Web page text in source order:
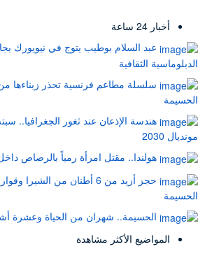
أخبار 24 ساعة
عبد السلام بوطيب يتوج في نيويورك
الدبلوماسية الثقافية
سلسلة مطاعم فرنسية تحذر
الحسيمة
هندسة الإذعان عند ثغور الجغرافيا..
مونديال 2030
هولندا.. مقتل امرأة رمياً بالرصاص
حجز أزيد من 6 أطنان من
الحسيمة
الحسيمة.. شهران من الحياة وعشرة
المواضيع الأكثر مشاهدة